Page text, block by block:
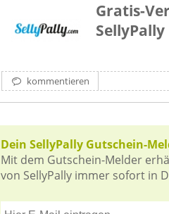
Gratis-
SellyPally
kommentieren
Dein SellyPally Gutschein-
Mit dem Gutschein-Melder
von SellyPally immer sofort in